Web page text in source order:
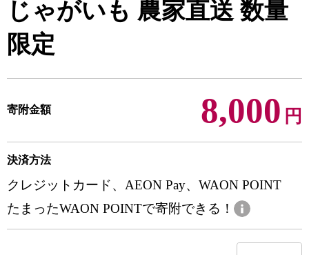
じゃがいも 農家直送 数量
限定
寄附金額 8,000 円
決済方法
クレジットカード、AEON Pay、WAON POINT
たまったWAON POINTで寄附できる！